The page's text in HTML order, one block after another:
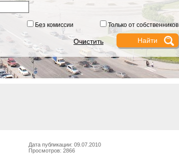
Без комиссии Только от собственников
Очистить
Дата публикации: 09.07.2010
Просмотров: 2866